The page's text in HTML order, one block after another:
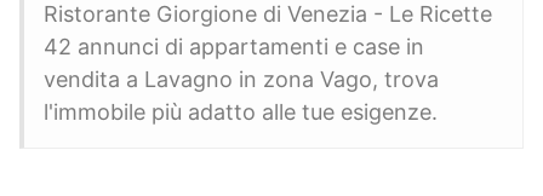
Ristorante Giorgione di Venezia - Le Ricette
42 annunci di appartamenti e case in
vendita a Lavagno in zona Vago, trova
l'immobile più adatto alle tue esigenze.